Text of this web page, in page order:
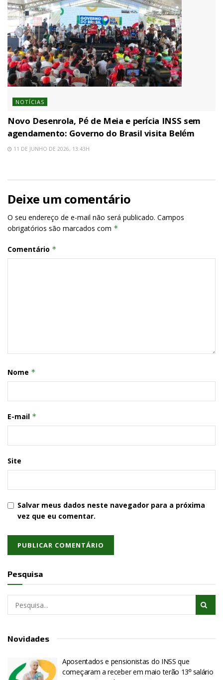
NOTÍCIAS
Novo Desenrola, Pé de Meia e perícia INSS sem
agendamento: Governo do Brasil visita Belém
11 DE JUNHO DE 2026, 13:43H
Deixe um comentário
O seu endereço de e-mail não será publicado. Campos
obrigatórios são marcados com *
Comentário *
Nome *
E-mail *
Site
Salvar meus dados neste navegador para a próxima
vez que eu comentar.
Pesquisa
Novidades
Aposentados e pensionistas do INSS que
começaram a receber em maio terão 13º salário